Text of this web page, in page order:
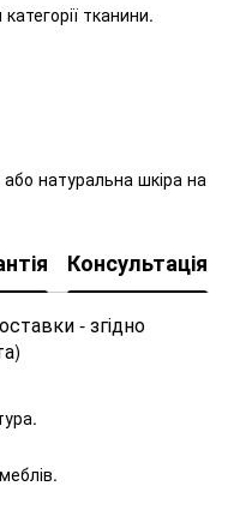
тканини.
натуральна шкіра на
Консультація
- згідно